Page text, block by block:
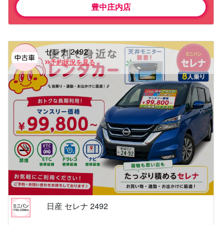
豊中庄内店
セレナ 2492
予約状況を見る
日産 セレナ 2492